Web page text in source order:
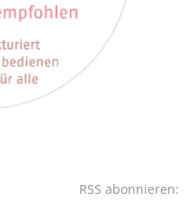
RSS abonnieren: